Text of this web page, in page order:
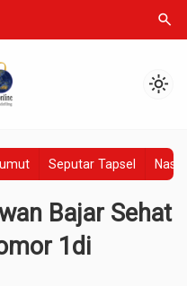
search
light_mode
Seputar Tapsel
Bajar Sehat
1di